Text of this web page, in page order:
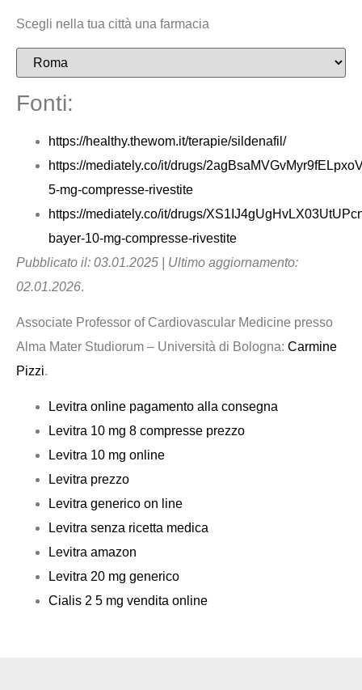
Scegli nella tua città una farmacia
Fonti:
https://healthy.thewom.it/terapie/sildenafil/
https://mediately.co/it/drugs/
5-mg-compresse-rivestite
https://mediately.co/it/drugs/
bayer-10-mg-compresse-rivestite
Pubblicato il: 03.01.2025 | Ultimo aggiornamento:
02.01.2026.
Associate Professor of Cardiovascular Medicine presso
Alma Mater Studiorum – Università di Bologna: Carmine
Pizzi.
Levitra online pagamento alla consegna
Levitra 10 mg 8 compresse prezzo
Levitra 10 mg online
Levitra prezzo
Levitra generico on line
Levitra senza ricetta medica
Levitra amazon
Levitra 20 mg generico
Cialis 2 5 mg vendita online